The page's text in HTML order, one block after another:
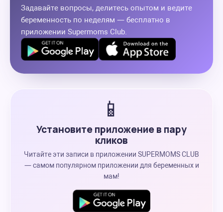
Задавайте вопросы, делитесь опытом и ведите
беременность по неделям — бесплатно в
приложении Supermoms Club.
📱
Установите приложение в пару
кликов
Читайте эти записи в приложении SUPERMOMS CLUB
— самом популярном приложении для беременных и
мам!